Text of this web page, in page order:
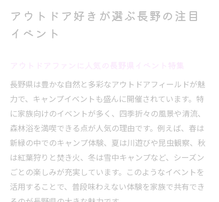
アウトドア好きが選ぶ長野の注目
イベント
長野県は豊かな自然と多彩なアウトドアフィールドが魅
力で、キャンプイベントも盛んに開催されています。特
に家族向けのイベントが多く、四季折々の風景や清流、
森林浴を満喫できる点が人気の理由です。例えば、春は
新緑の中でのキャンプ体験、夏は川遊びや昆虫観察、秋
は紅葉狩りと焚き火、冬は雪中キャンプなど、シーズン
ごとの楽しみが充実しています。このようなイベントを
活用することで、普段味わえない体験を家族で共有でき